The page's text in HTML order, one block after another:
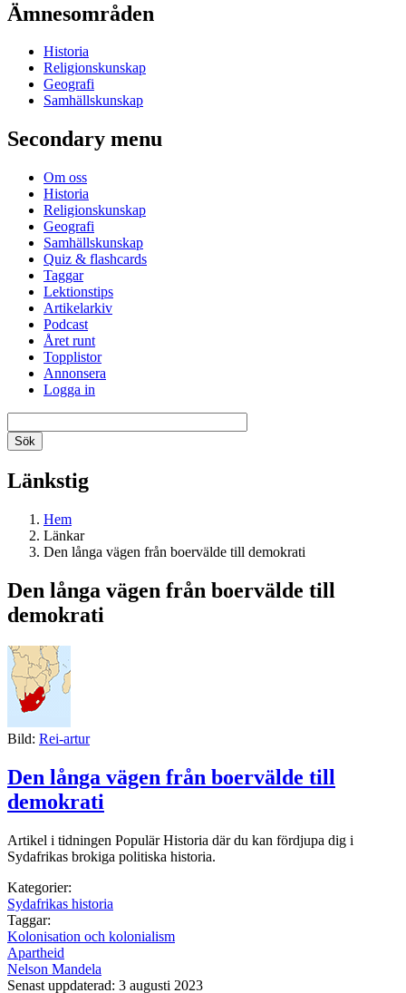
Ämnesområden
Historia
Religionskunskap
Geografi
Samhällskunskap
Secondary menu
Om oss
Historia
Religionskunskap
Geografi
Samhällskunskap
Quiz & flashcards
Taggar
Lektionstips
Artikelarkiv
Podcast
Året runt
Topplistor
Annonsera
Logga in
Länkstig
Hem
Länkar
Den långa vägen från boervälde till demokrati
Den långa vägen från boervälde till
demokrati
Bild: Rei-artur
Den långa vägen från boervälde till
demokrati
Artikel i tidningen Populär Historia där du kan fördjupa dig i
Sydafrikas brokiga politiska historia.
Kategorier:
Sydafrikas historia
Taggar:
Kolonisation och kolonialism
Apartheid
Nelson Mandela
Senast uppdaterad: 3 augusti 2023